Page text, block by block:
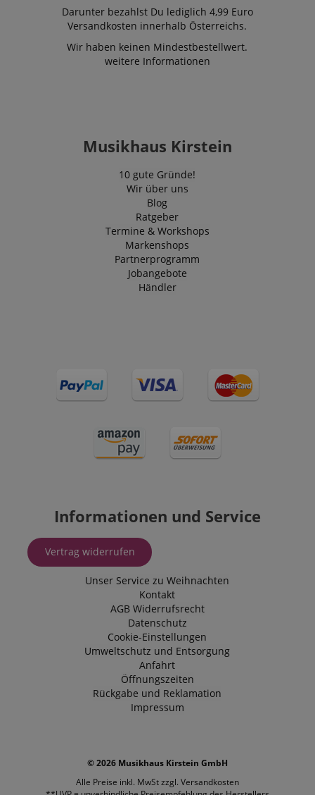
Darunter bezahlst Du lediglich 4,99 Euro
Versandkosten innerhalb Österreichs.
Wir haben keinen Mindestbestellwert.
weitere Informationen
Musikhaus Kirstein
10 gute Gründe!
Wir über uns
Blog
Ratgeber
Termine & Workshops
Markenshops
Partnerprogramm
Jobangebote
Händler
Informationen und Service
Vertrag widerrufen
Unser Service zu Weihnachten
Kontakt
AGB Widerrufsrecht
Datenschutz
Cookie-Einstellungen
Umweltschutz und Entsorgung
Anfahrt
Öffnungszeiten
Rückgabe und Reklamation
Impressum
© 2026 Musikhaus Kirstein GmbH
Alle Preise inkl. MwSt zzgl. Versandkosten